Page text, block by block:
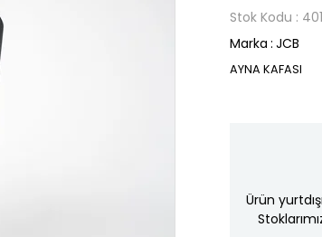
Stok Kodu
Marka : JCB
AYNA KAFASI
Ürün